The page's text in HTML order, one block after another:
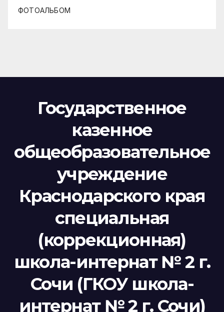
ФОТОАЛЬБОМ
Государственное
казенное
общеобразовательное
учреждение
Краснодарского края
специальная
(коррекционная)
школа-интернат № 2 г.
Сочи (ГКОУ школа-
интернат № 2 г. Сочи)